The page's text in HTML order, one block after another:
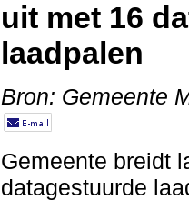
uit met 16
laadpalen
Bron: Gemeente
Gemeente breidt
datagestuurde